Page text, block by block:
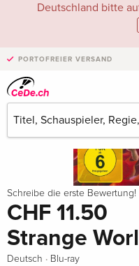
Deutschland bitte
PORTOFREIER VERSAND
Schreibe die erste Bewertung!
CHF 11.50
Strange
Deutsch · Blu-ray